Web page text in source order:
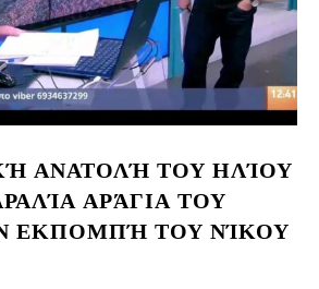
ΑΝΑΤΟΛΉ ΤΟΥ ΗΛΊΟΥ
ΑΡΆΓΙΑ ΤΟΥ
ΕΚΠΟΜΠΉ ΤΟΥ ΝΊΚΟΥ